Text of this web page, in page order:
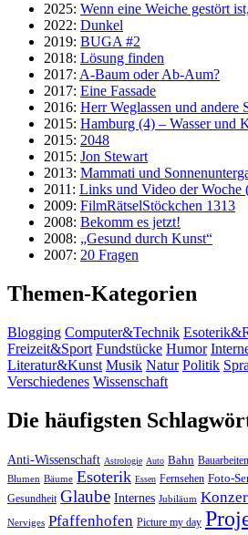
2025: Wenn eine Weiche gestört
2022: Dunkel
2019: BUGA #2
2018: Lösung finden
2017: A-Baum oder Ab-Aum?
2017: Eine Fassade
2016: Herr Weglassen und andere
2015: Hamburg (4) – Wasser und
2015: 2048
2015: Jon Stewart
2013: Mammati und
2011: Links und Video der Woche
2009: FilmRätselStöckchen 1313
2008: Bekomm es jetzt!
2008: „Gesund durch Kunst“
2007: 20 Fragen
Themen-Kategorien
Blogging Computer&Technik
Freizeit&Sport Fundstücke Humor
Literatur&Kunst Musik Natur Politik
Verschiedenes Wissenschaft
Die häufigsten
Anti-Wissenschaft Astrologie Auto Bahn Bauarbeiten
Blumen Bäume Esoterik Essen Fernsehen Foto-
Gesundheit Glaube Internes Jubiläum
Nerviges Pfaffenhofen Picture my day